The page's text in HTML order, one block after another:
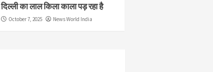
दिल्ली का लाल किला काला पड़ रहा है
October 7, 2025 News World India